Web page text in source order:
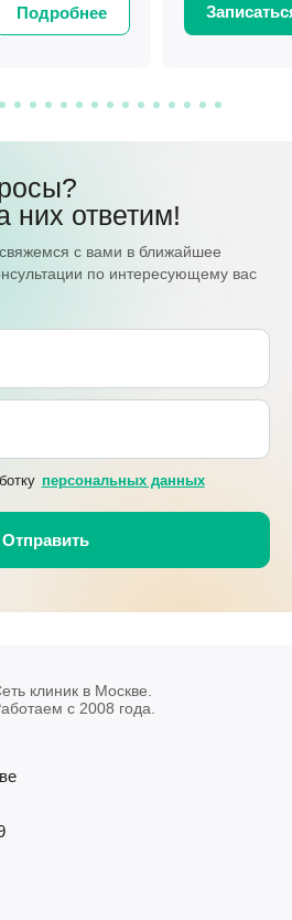
Подробнее
них ответим!
с вами в ближайшее
по интересующему вас
персональных данных
клиник в Москве.
с 2008 года.